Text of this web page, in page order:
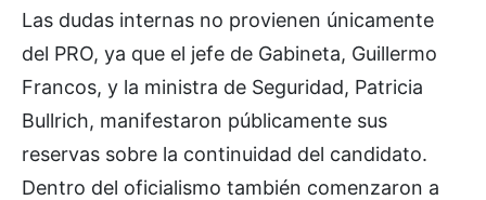
Las dudas internas no provienen únicamente
del PRO, ya que el jefe de Gabineta, Guillermo
Francos, y la ministra de Seguridad, Patricia
Bullrich, manifestaron públicamente sus
reservas sobre la continuidad del candidato.
Dentro del oficialismo también comenzaron a